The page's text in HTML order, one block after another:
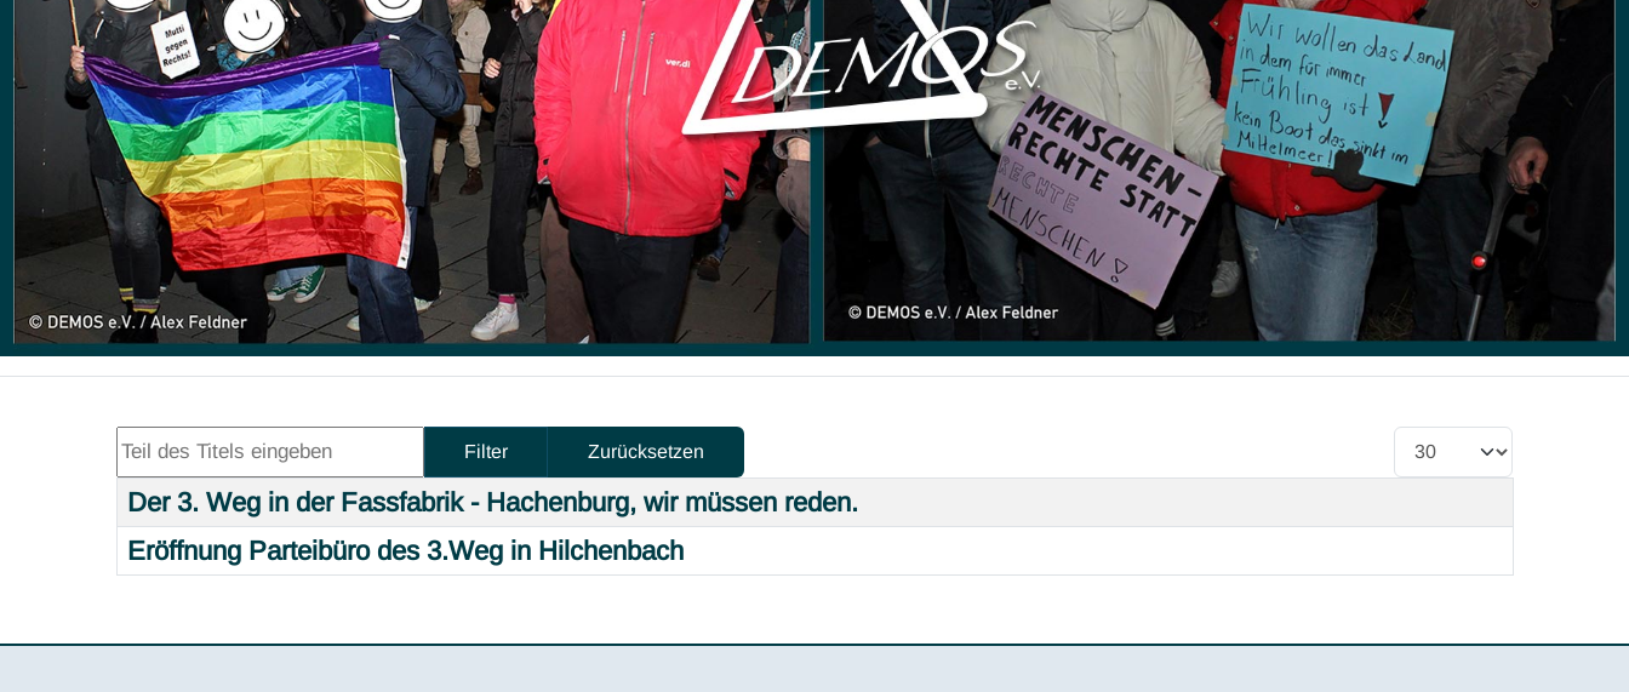
Teil des Titels eingeben
Filter Zurücksetzen
Anzeige #
Title
Der 3. Weg in der Fassfabrik - Hachenburg, wir müssen reden.
Eröffnung Parteibüro des 3.Weg in Hilchenbach